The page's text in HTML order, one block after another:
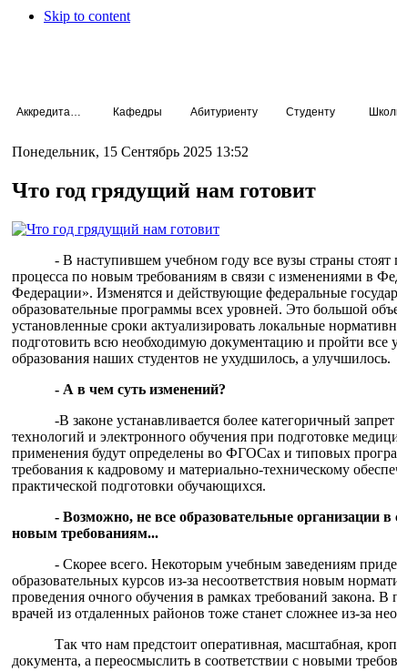
Skip to content
Кафедры Абитуриенту Студенту
Понедельник, 15 Сентябрь 2025 13:52
Что год грядущий нам готовит
- В наступившем учебном году все вузы страны
процесса по новым требованиям в связи с изменениями в
Федерации». Изменятся и действующие федеральные
образовательные программы всех уровней. Это большой
установленные сроки актуализировать локальные
подготовить всю необходимую документацию и пройти все
образования наших студентов не ухудшилось, а улучшилось.
- А в чем суть изменений?
-В законе устанавливается более категоричный
технологий и электронного обучения при подготовке
применения будут определены во ФГОСах и типовых
требования к кадровому и материально-техническому
практической подготовки обучающихся.
- Возможно, не все образовательные организации в
новым требованиям...
- Скорее всего. Некоторым учебным заведениям
образовательных курсов из-за несоответствия новым
проведения очного обучения в рамках требований закона.
врачей из отдаленных районов тоже станет сложнее из-за
Так что нам предстоит оперативная, масштабная,
документа, а переосмыслить в соответствии с новыми